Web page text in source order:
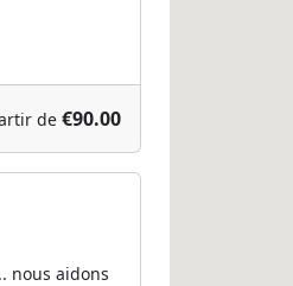
de €90.00
nous aidons